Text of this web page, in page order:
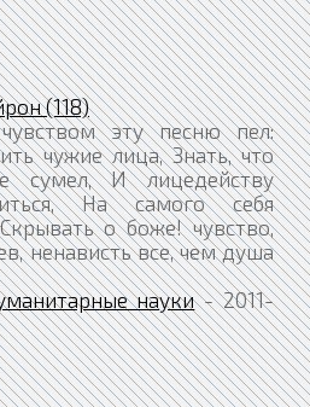
(118)
эту песню пел:
чужие лица, Знать, что
сумел, И лицедейству
На самого себя
о боже! чувство,
ненависть все, чем душа
науки- 2011-